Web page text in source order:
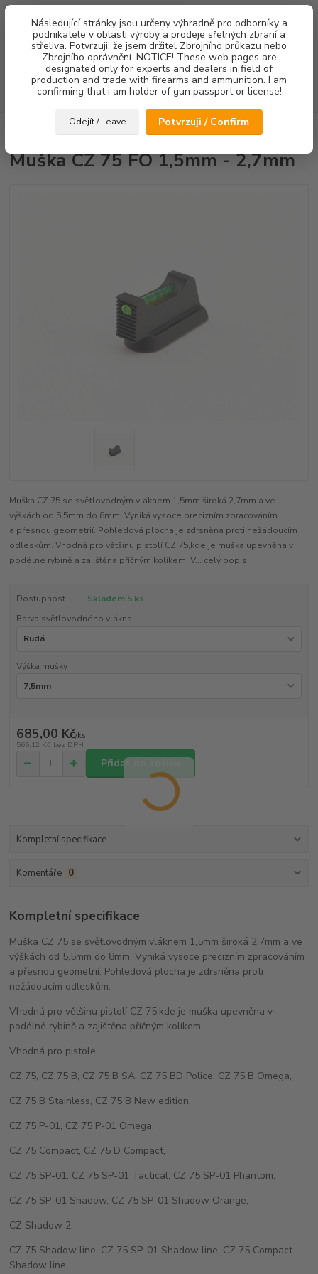
Následující stránky jsou určeny výhradně pro odborníky a
podnikatele v oblasti výroby a prodeje sřelných zbraní a
střeliva. Potvrzuji, že jsem držitel Zbrojního průkazu nebo
Zbrojního oprávnění. NOTICE! These web pages are
designated only for experts and dealers in field of
production and trade with firearms and ammunition. I am
confirming that i am holder of gun passport or license!
Odejít / Leave Potvrzuji / Confirm
Menu
Hledat
za0,00 Kč
Muška CZ 75 FO 1,5mm - 2,7mm
Muška CZ 75 FO 1,5mm - 2,7mm
Muška CZ 75 se světlovodným vláknem 1,5mm široká 2,7mm a ve
výškách od 5,5mm do 8mm. Vyniká vysoce precizním zpracováním
a přesnou geometrií. Pohledová plocha je zdrsněna proti nežádoucím
odleskům. Vhodná pro většinu pistolí CZ 75,kde je muška upevněna v
podélné rybině a zajištěna příčným kolíkem. V... celý popis
Dostupnost
Skladem 5 ks
Barva světlovodného vlákna
Výška mušky
685,00 Kč/ks
566,12 Kč bez DPH
Přidat do košíku
Kompletní specifikace
Komentáře 0
Kompletní specifikace
Muška CZ 75 se světlovodným vláknem 1,5mm široká 2,7mm a ve
výškách od 5,5mm do 8mm. Vyniká vysoce precizním zpracováním
a přesnou geometrií. Pohledová plocha je zdrsněna proti
nežádoucím odleskům.
Vhodná pro většinu pistolí CZ 75,kde je muška upevněna v
podélné rybině a zajištěna příčným kolíkem.
Vhodná pro pistole:
CZ 75, CZ 75 B, CZ 75 B SA, CZ 75 BD Police, CZ 75 B Omega,
CZ 75 B Stainless, CZ 75 B New edition,
CZ 75 P-01, CZ 75 P-01 Omega,
CZ 75 Compact, CZ 75 D Compact,
CZ 75 SP-01, CZ 75 SP-01 Tactical, CZ 75 SP-01 Phantom,
CZ 75 SP-01 Shadow, CZ 75 SP-01 Shadow Orange,
CZ Shadow 2,
CZ 75 Shadow line, CZ 75 SP-01 Shadow line, CZ 75 Compact
Shadow line,